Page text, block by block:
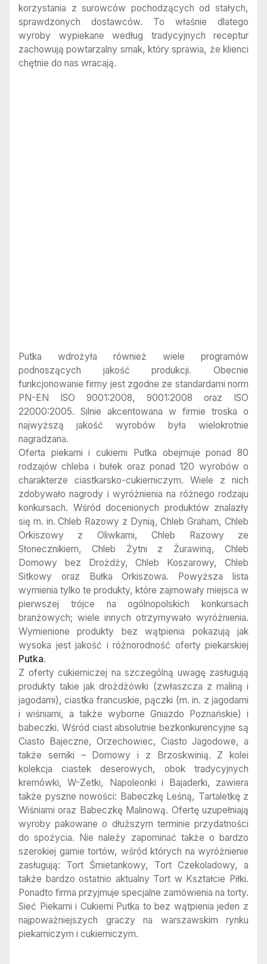
korzystania z surowców pochodzących od stałych,
sprawdzonych dostawców. To właśnie dlatego
wyroby wypiekane według tradycyjnych receptur
zachowują powtarzalny smak, który sprawia, że klienci
chętnie do nas wracają.
Putka wdrożyła również wiele programów
podnoszących jakość produkcji. Obecnie
funkcjonowanie firmy jest zgodne ze standardami norm
PN-EN ISO 9001:2008, 9001:2008 oraz ISO
22000:2005. Silnie akcentowana w firmie troska o
najwyższą jakość wyrobów była wielokrotnie
nagradzana.
Oferta piekarni i cukierni Putka obejmuje ponad 80
rodzajów chleba i bułek oraz ponad 120 wyrobów o
charakterze ciastkarsko-cukierniczym. Wiele z nich
zdobywało nagrody i wyróżnienia na różnego rodzaju
konkursach. Wśród docenionych produktów znalazły
się m. in. Chleb Razowy z Dynią, Chleb Graham, Chleb
Orkiszowy z Oliwkami, Chleb Razowy ze
Słonecznikiem, Chleb Żytni z Żurawiną, Chleb
Domowy bez Drożdży, Chleb Koszarowy, Chleb
Sitkowy oraz Bułka Orkiszowa. Powyższa lista
wymienia tylko te produkty, które zajmowały miejsca w
pierwszej trójce na ogólnopolskich konkursach
branżowych; wiele innych otrzymywało wyróżnienia.
Wymienione produkty bez wątpienia pokazują jak
wysoka jest jakość i różnorodność oferty piekarskiej
Putka.
Z oferty cukierniczej na szczególną uwagę zasługują
produkty takie jak drożdżówki (zwłaszcza z maliną i
jagodami), ciastka francuskie, pączki (m. in. z jagodami
i wiśniami, a także wyborne Gniazdo Poznańskie) i
babeczki. Wśród ciast absolutnie bezkonkurencyjne są
Ciasto Bajeczne, Orzechowiec, Ciasto Jagodowe, a
także serniki – Domowy i z Brzoskwinią. Z kolei
kolekcja ciastek deserowych, obok tradycyjnych
kremówki, W-Zetki, Napoleonki i Bajaderki, zawiera
także pyszne nowości: Babeczkę Leśną, Tartaletkę z
Wiśniami oraz Babeczkę Malinową. Ofertę uzupełniają
wyroby pakowane o dłuższym terminie przydatności
do spożycia. Nie należy zapominać także o bardzo
szerokiej gamie tortów, wśród których na wyróżnienie
zasługują: Tort Śmietankowy, Tort Czekoladowy, a
także bardzo ostatnio aktualny Tort w Kształcie Piłki.
Ponadto firma przyjmuje specjalne zamówienia na torty.
Sieć Piekarni i Cukierni Putka to bez wątpienia jeden z
najpoważniejszych graczy na warszawskim rynku
piekarniczym i cukierniczym.